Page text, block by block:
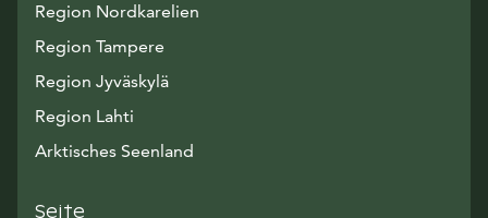
Region Nordkarelien
Region Tampere
Region Jyväskylä
Region Lahti
Arktisches Seenland
Seite